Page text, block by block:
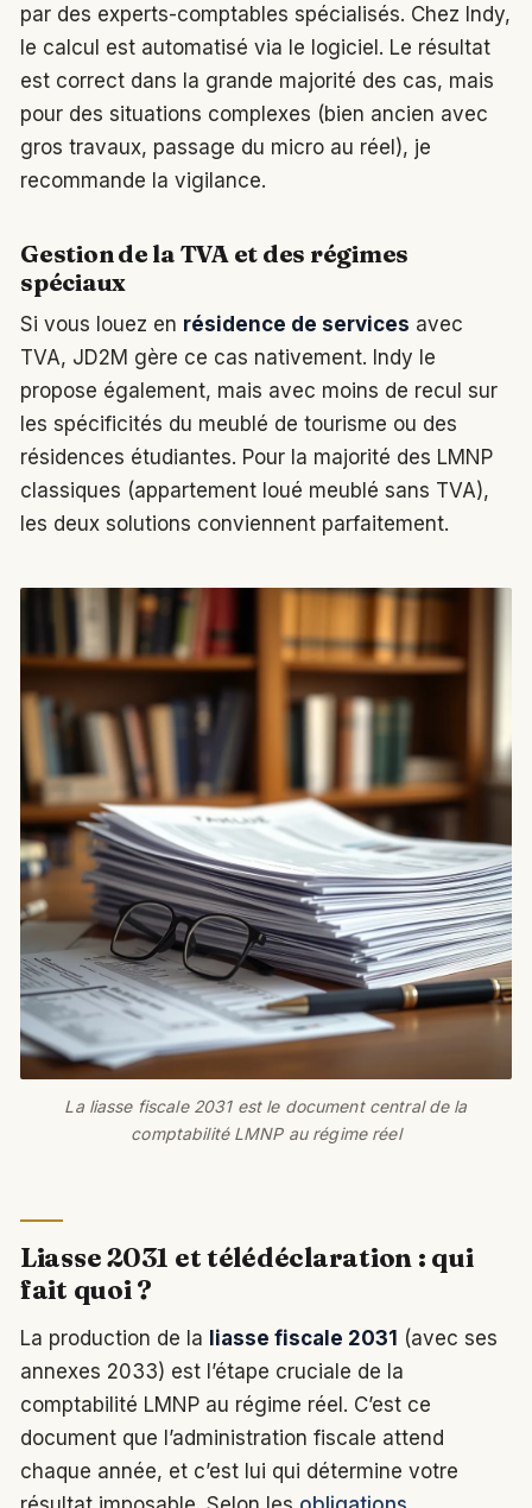
par des experts-comptables spécialisés. Chez Indy,
le calcul est automatisé via le logiciel. Le résultat
est correct dans la grande majorité des cas, mais
pour des situations complexes (bien ancien avec
gros travaux, passage du micro au réel), je
recommande la vigilance.
Gestion de la TVA et des régimes
spéciaux
Si vous louez en résidence de services avec
TVA, JD2M gère ce cas nativement. Indy le
propose également, mais avec moins de recul sur
les spécificités du meublé de tourisme ou des
résidences étudiantes. Pour la majorité des LMNP
classiques (appartement loué meublé sans TVA),
les deux solutions conviennent parfaitement.
La liasse fiscale 2031 est le document central de la
comptabilité LMNP au régime réel
Liasse 2031 et télédéclaration : qui
fait quoi ?
La production de la liasse fiscale 2031 (avec ses
annexes 2033) est l’étape cruciale de la
comptabilité LMNP au régime réel. C’est ce
document que l’administration fiscale attend
chaque année, et c’est lui qui détermine votre